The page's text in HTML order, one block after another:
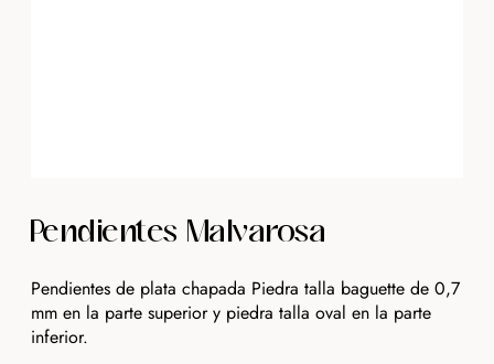
Pendientes Malvarosa
Pendientes de plata chapada Piedra talla baguette de 0,7
mm en la parte superior y piedra talla oval en la parte
inferior.